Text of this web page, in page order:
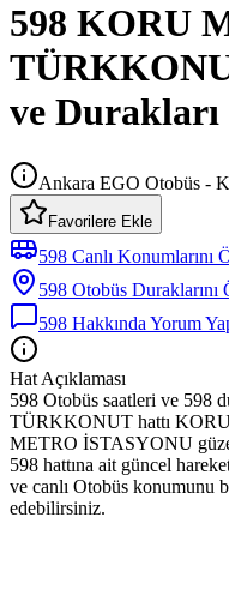
598 KORU
ve Durakları
Ankara EGO Otobüs -
Favorilere Ekle
598 Canlı Konumlarını
598 Otobüs Duraklarını
598 Hakkında Yorum
Hat Açıklaması
598 Otobüs saatleri ve 598
TÜRKKONUT hattı
METRO İSTASYONU
598 hattına ait güncel
ve canlı Otobüs konumunu
edebilirsiniz.